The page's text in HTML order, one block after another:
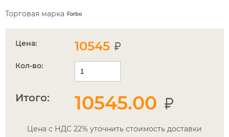
Торговая марка Forbo
Цена: 10545
Кол-во:
Итого: 10545.00
Цена с НДС 22% уточнить стоимость доставки